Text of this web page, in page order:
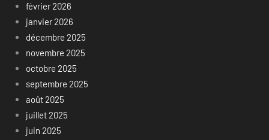
février 2026
janvier 2026
décembre 2025
novembre 2025
octobre 2025
septembre 2025
août 2025
juillet 2025
juin 2025